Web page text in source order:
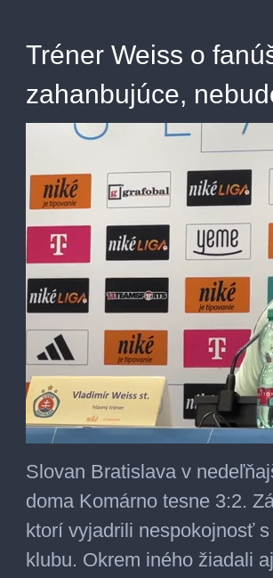
Tréner Weiss o
zahanbujúce,
seconds
of
minutes,
7
seconds
Slovan Bratislava v
doma Komárno tesne 3:2.
ktorí vyjadrili nespokojnosť
klubu. Okrem iného žiadali